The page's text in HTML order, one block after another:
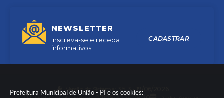
Prefeitura Municipal de União - PI e os cookies:
NEWSLETTER
Inscreva-se e receba
informativos
CADASTRAR
Versão do Sistema:
3.5.3 - 19/06/2026